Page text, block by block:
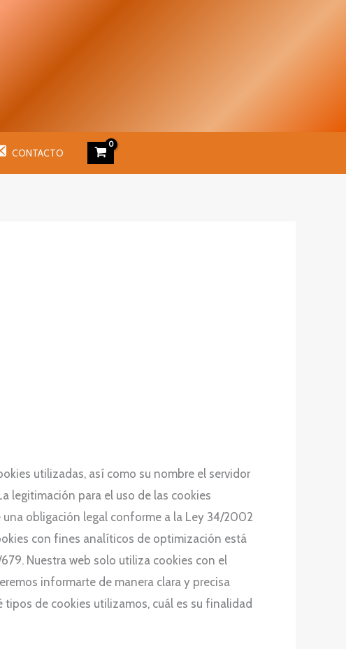
CONTACTO
utilizadas, así como su nombre el servidor
legitimación para el uso de las cookies
obligación legal conforme a la Ley 34/2002
con fines analíticos de optimización está
Nuestra web solo utiliza cookies con el
informarte de manera clara y precisa
de cookies utilizamos, cuál es su finalidad